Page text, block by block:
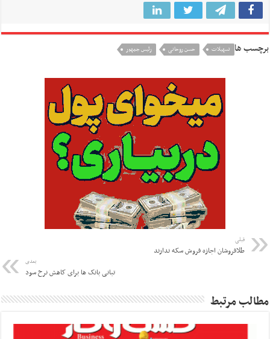
برچسب ها تسهیلات حسن روحانی رئیس جمهور
قبلی
طلافروشان اجازه فروش سکه ندارند
بعدی
تبانی بانک ها برای کاهش نرخ سود
مطالب مرتبط